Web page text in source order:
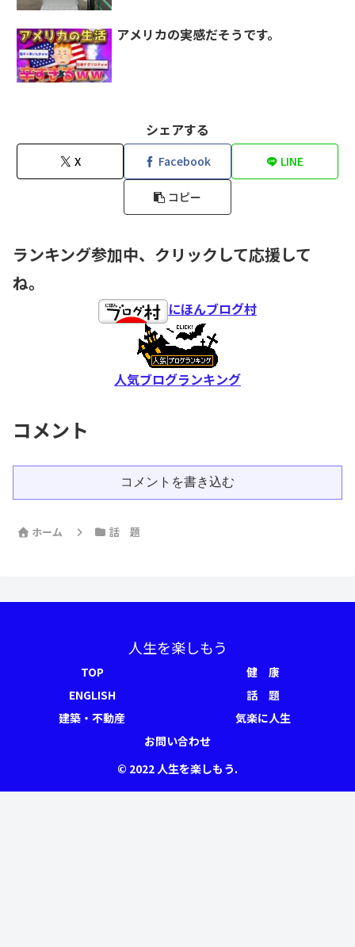
アメリカの実感だそうです。
シェアする
X Facebook LINE
コピー
ランキング参加中、クリックして応援して
ね。
にほんブログ村
人気ブログランキング
コメント
コメントを書き込む
ホーム 話 題
人生を楽しもう
TOP
健 康
ENGLISH
話 題
建築・不動産
気楽に人生
お問い合わせ
© 2022 人生を楽しもう.